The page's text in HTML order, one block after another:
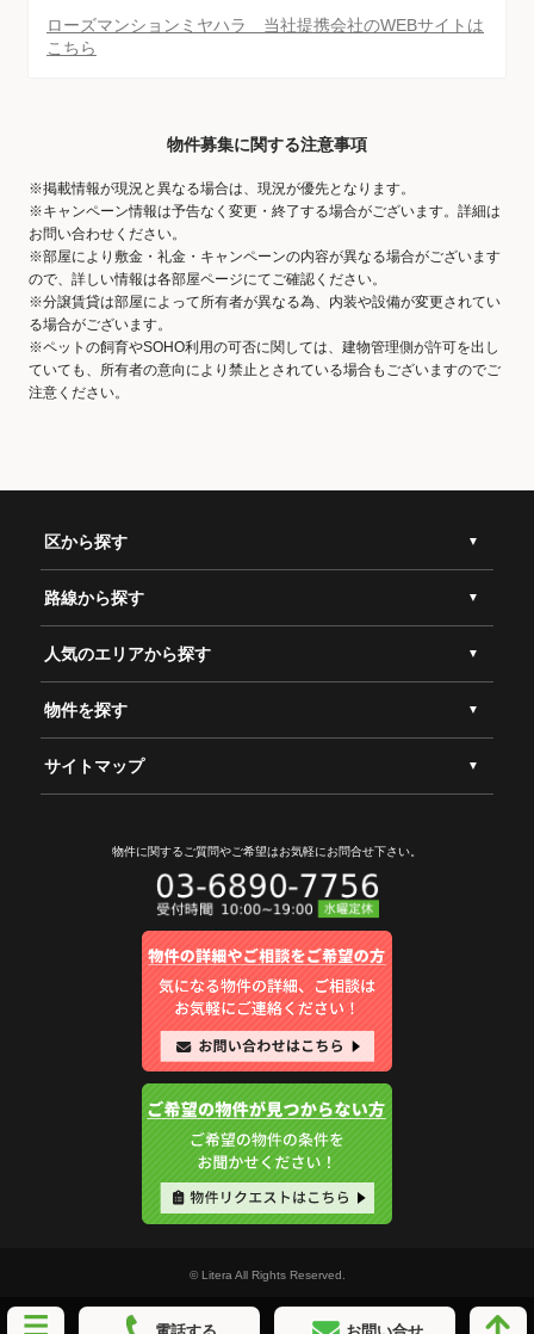
ローズマンションミヤハラ 当社提携会社のWEBサイトは
こちら
物件募集に関する注意事項
※掲載情報が現況と異なる場合は、現況が優先となります。
※キャンペーン情報は予告なく変更・終了する場合がございます。詳細は
お問い合わせください。
※部屋により敷金・礼金・キャンペーンの内容が異なる場合がございます
ので、詳しい情報は各部屋ページにてご確認ください。
※分譲賃貸は部屋によって所有者が異なる為、内装や設備が変更されてい
る場合がございます。
※ペットの飼育やSOHO利用の可否に関しては、建物管理側が許可を出し
ていても、所有者の意向により禁止とされている場合もございますのでご
注意ください。
区から探す
路線から探す
人気のエリアから探す
物件を探す
サイトマップ
物件に関するご質問やご希望はお気軽にお問合せ下さい。
© Litera All Rights Reserved.
電話する お問い合せ